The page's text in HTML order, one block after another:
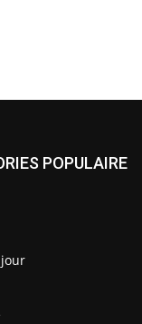
POPULAIRE